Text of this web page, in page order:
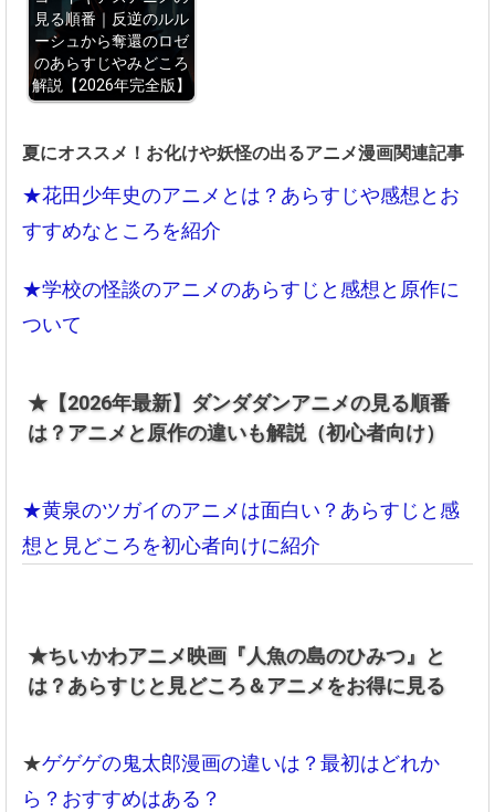
見る順番｜反逆のルル
ーシュから奪還のロゼ
のあらすじやみどころ
解説【2026年完全版】
夏にオススメ！お化けや妖怪の出るアニメ漫画関連記事
★花田少年史のアニメとは？あらすじや感想とお
すすめなところを紹介
★学校の怪談のアニメのあらすじと感想と原作に
ついて
★【2026年最新】ダンダダンアニメの見る順番
は？アニメと原作の違いも解説（初心者向け）
★黄泉のツガイのアニメは面白い？あらすじと感
想と見どころを初心者向けに紹介
★ちいかわアニメ映画『人魚の島のひみつ』と
は？あらすじと見どころ＆アニメをお得に見る
★ゲゲゲの鬼太郎漫画の違いは？最初はどれか
ら？おすすめはある？